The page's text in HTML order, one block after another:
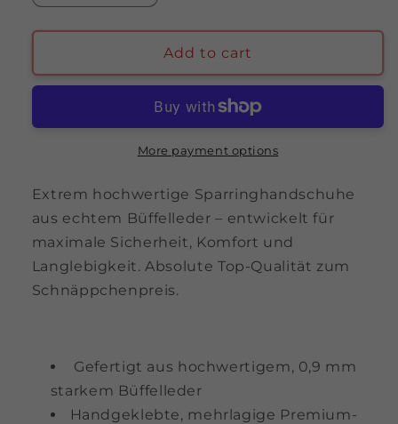
quantity
for
SPAR
Boxhandschuhe
oz
Leder
quantity
for
RBT-
SPAR
Boxhandschuhe
16
oz
–
Leder
Add to cart
More payment options
Extrem hochwertige Sparringhandschuhe
aus echtem Büffelleder – entwickelt für
maximale Sicherheit, Komfort und
Langlebigkeit. Absolute Top-Qualität zum
Schnäppchenpreis.
Gefertigt aus hochwertigem, 0,9 mm
starkem Büffelleder
Handgeklebte, mehrlagige Premium-